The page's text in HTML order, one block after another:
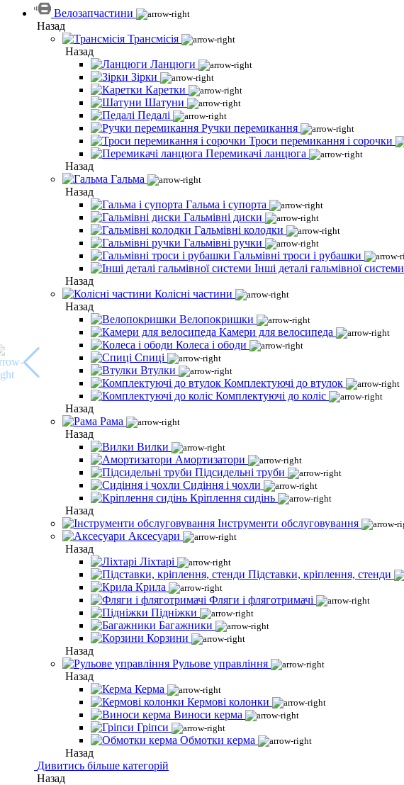
Велозапчастини
Назад
Трансмісія
Назад
Ланцюги
Зірки
Каретки
Шатуни
Педалі
Ручки перемикання
Троси перемикання і сорочки
Перемикачі ланцюга
Назад
Гальма
Назад
Гальма і супорта
Гальмівні диски
Гальмівні колодки
Гальмівні ручки
Гальмівні троси і рубашки
Інші деталі гальмівної системи
Назад
Колісні частини
Назад
Велопокришки
Камери для велосипеда
Колеса і ободи
Спиці
Втулки
Комплектуючі до втулок
Комплектуючі до коліс
Назад
Рама
Назад
Вилки
Амортизатори
Підсидельні труби
Сидіння і чохли
Кріплення сидінь
Назад
Інструменти обслуговування
Аксесуари
Назад
Ліхтарі
Підставки, кріплення, стенди
Крила
Фляги і фляготримачі
Підніжки
Багажники
Корзини
Назад
Рульове управління
Назад
Керма
Кермові колонки
Виноси керма
Гріпси
Обмотки керма
Назад
Дивитись більше категорій
Назад